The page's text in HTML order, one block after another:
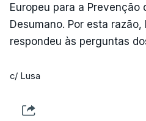
Europeu para a Prevenção
Desumano. Por esta
respondeu às perguntas
c/ Lusa